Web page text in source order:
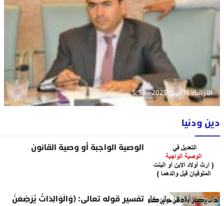
الأربعاء 16 أبريل 2025 - 5:58
دين ودنيا
الوصية الواجبة أو وصية القانون
تفسير قوله تعالى: (وَالْوَالِدَاتُ يُرْضِعْنَ